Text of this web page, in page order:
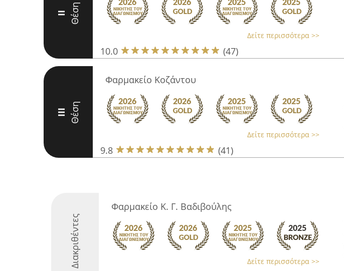
II Θέση
Δείτε περισσότερα >>
10.0 (47)
III Θέση
Φαρμακείο Κοζάντου
Δείτε περισσότερα >>
9.8 (41)
Διακριθέντες
Φαρμακείο Κ. Γ. Βαδιβούλης
Δείτε περισσότερα >>